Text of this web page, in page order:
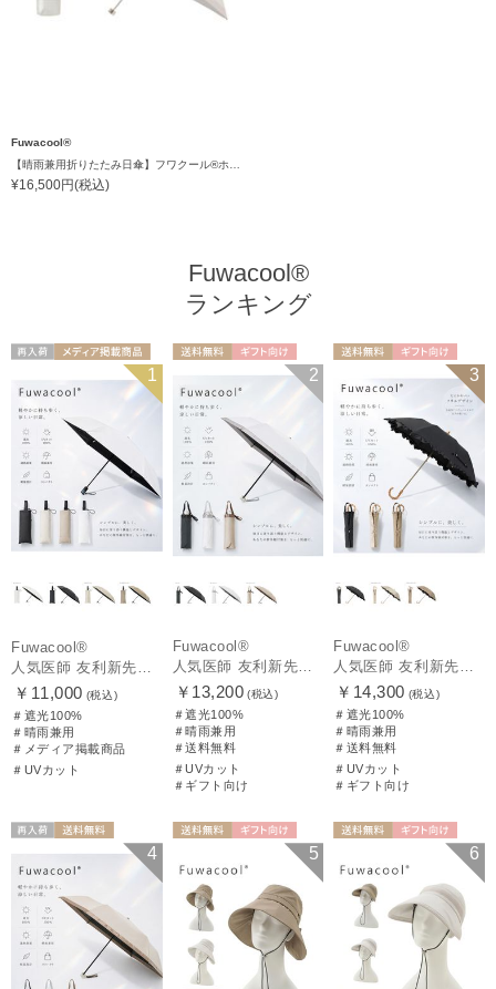
Fuwacool®
¥16,500円(税込)
Fuwacool®
ランキング
メディア掲載商 1
Fuwacool®
人気医師 友利新先生がほんきで作った”絶対に忘れない誰でも日傘”ワンタッチ開閉日傘【晴雨兼用折りたたみ日傘】フワクール® (Fuwacool®) 雨の日OK 軽量 遮光100% UV100％
￥11,000 (税込)
＃遮光100%
＃晴雨兼用
＃メディア掲載商品
＃UVカット
ギフト向け
2
Fuwacool®
人気医師 友利新先生がほんきで作った”絶対に忘れない誰でも日傘” 50【晴雨兼用折りたたみ日傘】フワクール® (Fuwacool®) 雨の日OK 軽量 遮光100% UV100%
￥13,200 (税込)
＃遮光100%
＃晴雨兼用
＃送料無料
＃UVカット
＃ギフト向け
ギフト向け
WOMEN
3
Fuwacool®
人気医師 友利新先生がほんきで作った”絶対に忘れない誰でも日傘” エレガント派のバンブーフリル【晴雨兼用日傘】フワクール® (Fuwacool®) 雨の日OK 軽量 遮光100% UV100％
￥14,300 (税込)
＃遮光100%
＃晴雨兼用
＃送料無料
＃UVカット
＃ギフト向け
4
ギフト向け
WOMEN
5
ギフト向け
WOMEN
6